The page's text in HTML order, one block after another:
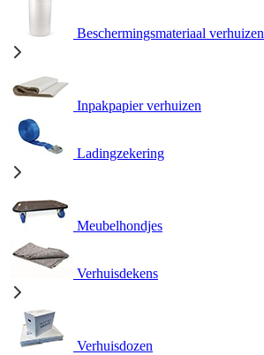
Beschermingsmateriaal verhuizen
Inpakpapier verhuizen
Ladingzekering
Meubelhondjes
Verhuisdekens
Verhuisdozen